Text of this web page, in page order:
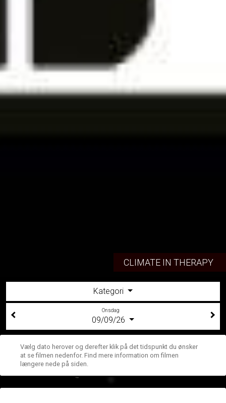
CLIMATE IN THERAPY
Kategori
Onsdag
09/09/26
Vælg dato herover og derefter klik på det tidspunkt du ønsker
at se filmen nedenfor. Find mere information om filmen
længere nede på siden.